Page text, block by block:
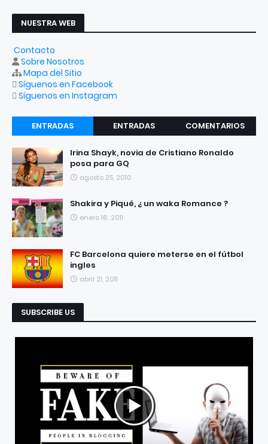
NUESTRA WEB
Contacto
Sobre Nosotros
Mapa del Sitio
Síguenos en Facebook
Síguenos en Instagram
ENTRADAS
RECIENTES
ENTRADAS
COMENTARIOS
Irina Shayk, novia de Cristiano Ronaldo
posa para GQ
agosto 25, 2010
Shakira y Piqué, ¿ un waka Romance ?
enero 16, 2011
FC Barcelona quiere meterse en el fútbol
ingles
abril 21, 2011
SUBSCRIBE US